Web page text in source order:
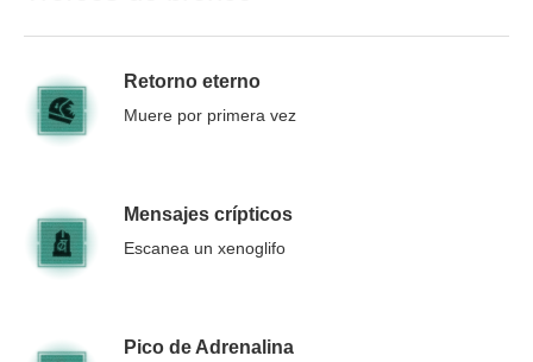
Retorno eterno
Muere por primera vez
Mensajes crípticos
Escanea un xenoglifo
Pico de Adrenalina